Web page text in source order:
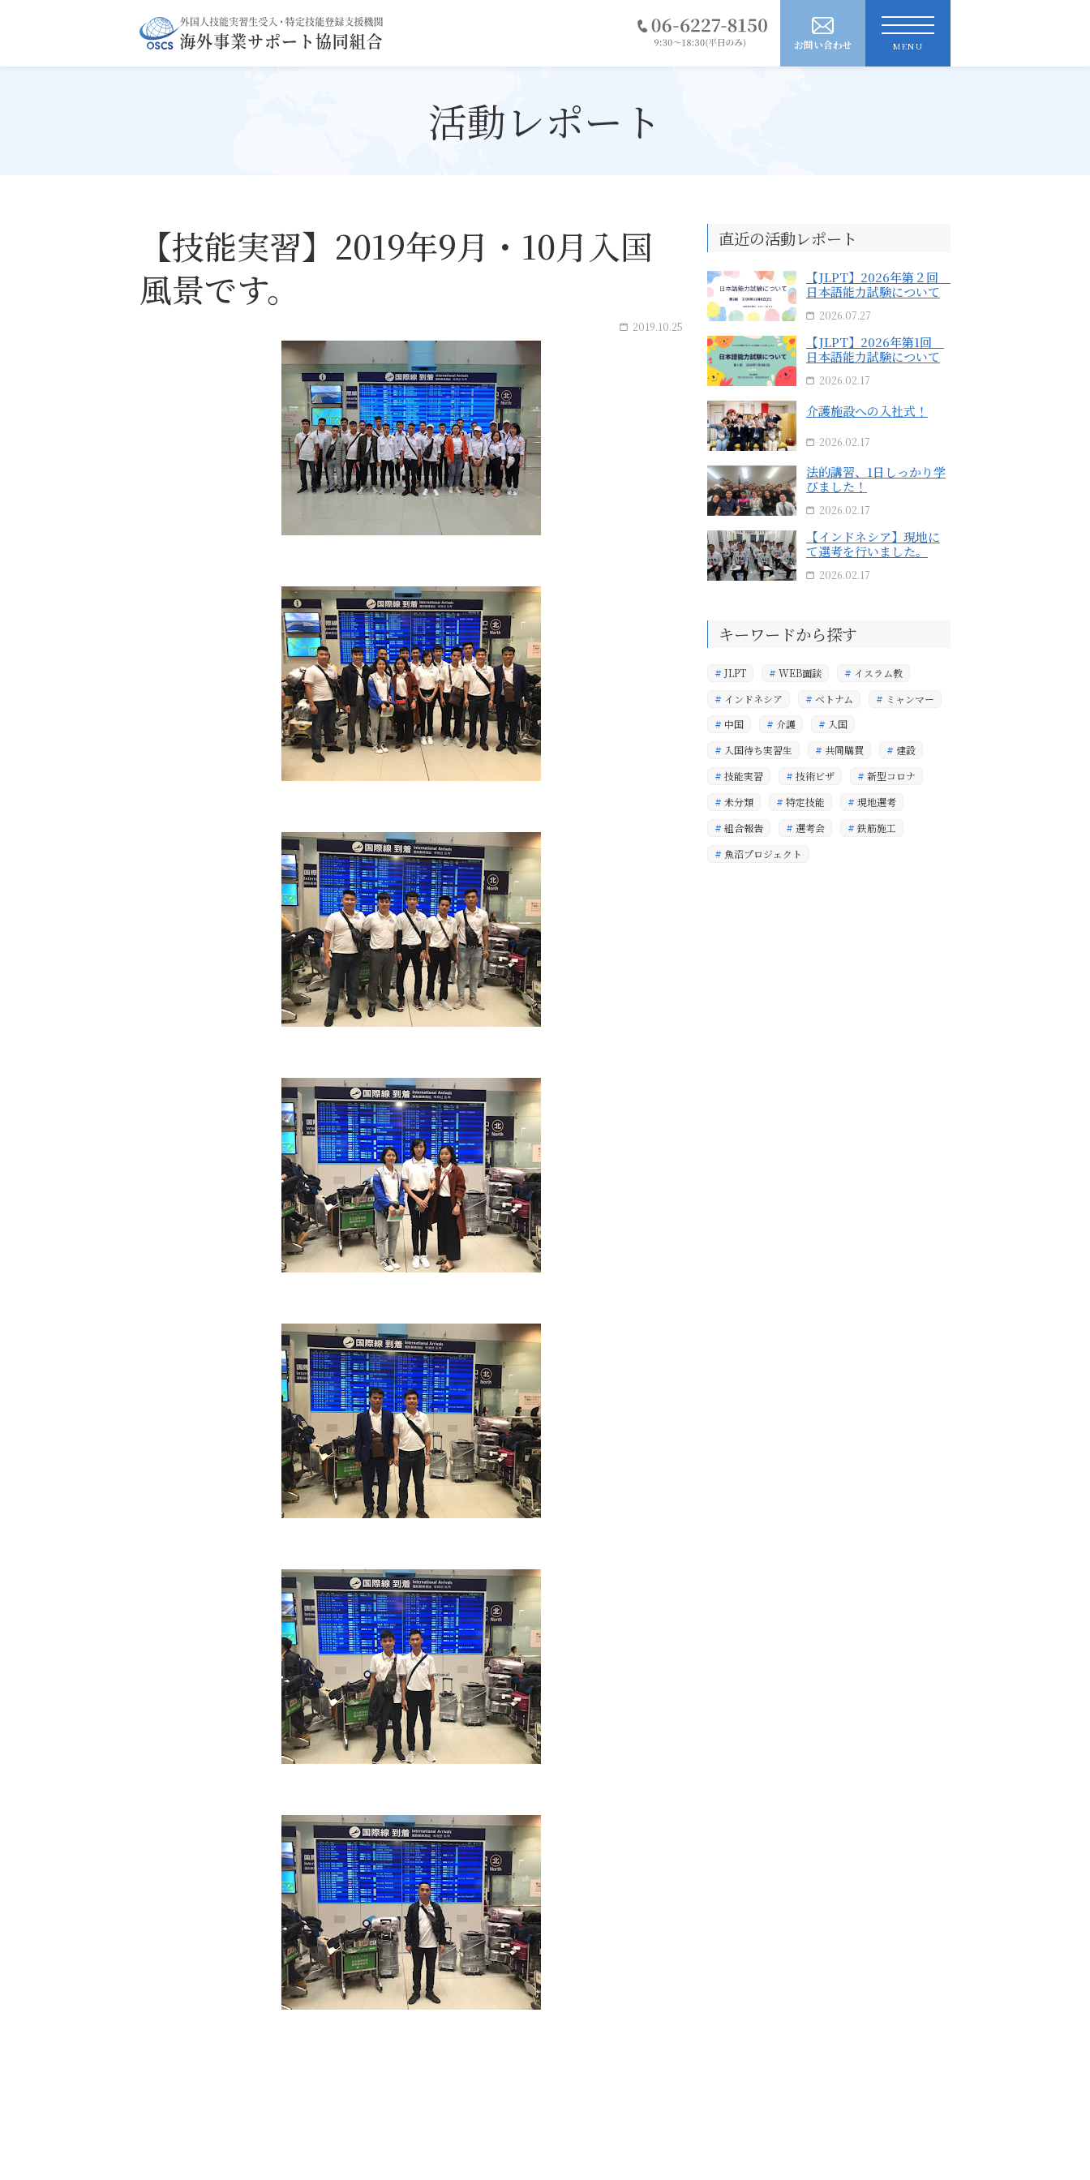
OSCS外国人技能実習生受入・特定技能登録支援機関
海外事業サポート協同組合
話
を
け
お問い合わせ MENU
活動レポート
【技能実習】2019年9月・10月入国
風景です。
2019.10.25
直近の活動レポート
【JLPT】2026年第２回
日本語能力試験について
2026.07.27
【JLPT】2026年第1回
日本語能力試験について
2026.02.17
介護施設への入社式！
2026.02.17
法的講習、1日しっかり学
びました！
2026.02.17
【インドネシア】現地に
て選考を行いました。
2026.02.17
キーワードから探す
JLPT WEB面談
イスラム教
インドネシア
ベトナム
ミャンマー
中国
介護
入国
入国待ち実習生
共同購買
建設
技能実習
技術ビザ
新型コロナ
未分類
特定技能
現地選考
組合報告
選考会
鉄筋施工
魚沼プロジェクト